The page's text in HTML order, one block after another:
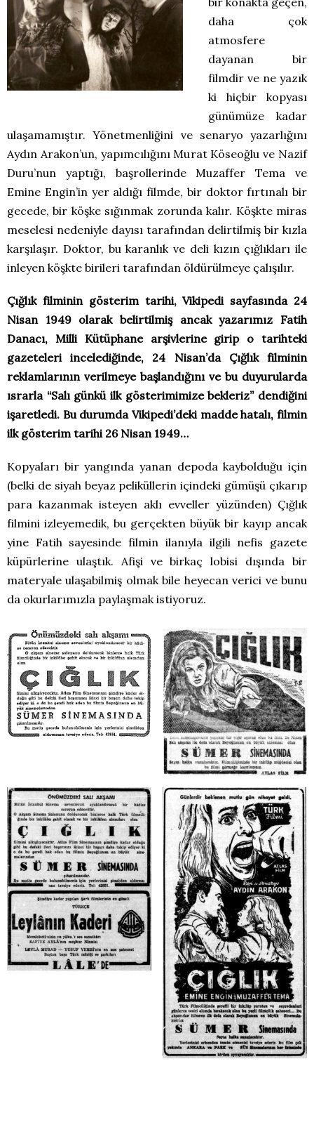
daha çok
atmosfere
dayanan bir
filmdir ve ne yazık
ki hiçbir kopyası
günümüze kadar
ulaşamamıştır. Yönetmenliğini ve senaryo yazarlığını
Aydın Arakon’un, yapımcılığını Murat Köseoğlu ve Nazif
Duru’nun yaptığı, başrollerinde Muzaffer Tema ve
Emine Engin’in yer aldığı filmde, bir doktor fırtınalı bir
gecede, bir köşke sığınmak zorunda kalır. Köşkte miras
meselesi nedeniyle dayısı tarafından delirtilmiş bir kızla
karşılaşır. Doktor, bu karanlık ve deli kızın çığlıkları ile
inleyen köşkte birileri tarafından öldürülmeye çalışılır.
Çığlık filminin gösterim tarihi, Vikipedi sayfasında 24
Nisan 1949 olarak belirtilmiş ancak yazarımız Fatih
Danacı, Milli Kütüphane arşivlerine girip o tarihteki
gazeteleri incelediğinde, 24 Nisan’da Çığlık filminin
reklamlarının verilmeye başlandığını ve bu duyurularda
ısrarla “Salı günkü ilk gösterimimize bekleriz” dendiğini
işaretledi. Bu durumda Vikipedi’deki madde hatalı, filmin
ilk gösterim tarihi 26 Nisan 1949…
Kopyaları bir yangında yanan depoda kaybolduğu için
(belki de siyah beyaz peliküllerin içindeki gümüşü çıkarıp
para kazanmak isteyen aklı evveller yüzünden) Çığlık
filmini izleyemedik, bu gerçekten büyük bir kayıp ancak
yine Fatih sayesinde filmin ilanıyla ilgili nefis gazete
küpürlerine ulaştık. Afişi ve birkaç lobisi dışında bir
materyale ulaşabilmiş olmak bile heyecan verici ve bunu
da okurlarımızla paylaşmak istiyoruz.